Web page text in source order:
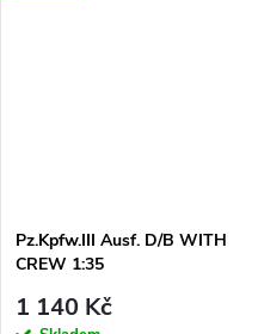
Pz.Kpfw.III Ausf. D/B WITH
CREW 1:35
1 140 Kč